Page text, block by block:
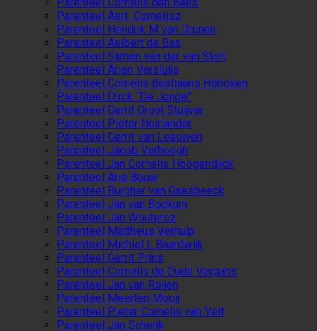
Parenteel Aert Cornelisz
Parenteel Hendrik M van Drunen
Parenteel Aelbert de Bas
Parenteel Sijmen van der van Stelt
Parenteel Arien Versluijs
Parenteel Cornelis Bastiaans Hoboken
Parenteel Dirck “De Jonge”
Parenteel Gerrit Groot Stuijver
Parenteel Pieter Noirlander
Parenteel Gerrit van Leeuwen
Parenteel Jacob Verhoogh
Parenteel Jan Cornelis Hoogendijck
Parenteel Arie Bouw
Parenteel Burgher van Gaesbeeck
Parenteel Jan van Bockum
Parenteel Jan Woutersz
Parenteel Mattheus Verhulp
Parenteel Michiel L Baardwijk
Parenteel Gerrit Prins
Parenteel Cornelis de Oude Vergans
Parenteel Jan van Roijen
Parenteel Meerten Mooij
Parenteel Pieter Cornelis van Velt
Parenteel Jan Schenk